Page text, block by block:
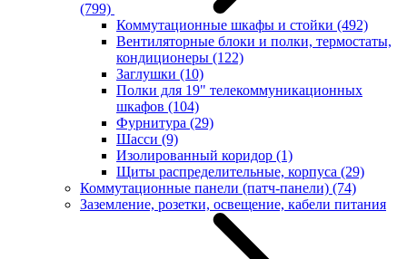
(799)
Коммутационные шкафы и стойки (492)
Вентиляторные блоки и полки, термостаты,
кондиционеры (122)
Заглушки (10)
Полки для 19" телекоммуникационных
шкафов (104)
Фурнитура (29)
Шасси (9)
Изолированный коридор (1)
Щиты распределительные, корпуса (29)
Коммутационные панели (патч-панели) (74)
Заземление, розетки, освещение, кабели питания